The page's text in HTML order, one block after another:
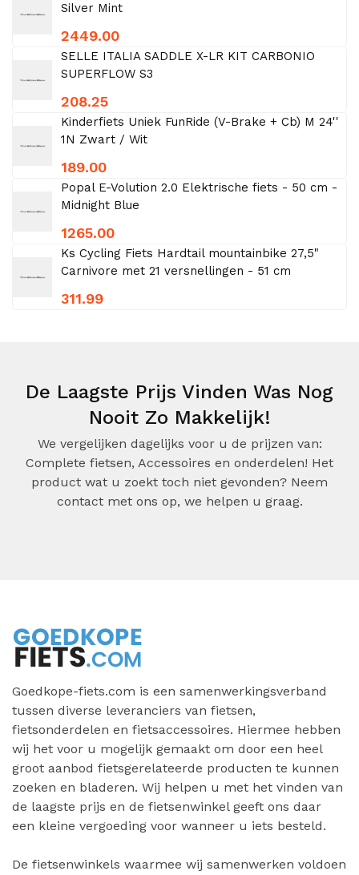
Silver Mint
2449.00
SELLE ITALIA SADDLE X-LR KIT CARBONIO
SUPERFLOW S3
208.25
Kinderfiets Uniek FunRide (V-Brake + Cb) M 24''
1N Zwart / Wit
189.00
Popal E-Volution 2.0 Elektrische fiets - 50 cm -
Midnight Blue
1265.00
Ks Cycling Fiets Hardtail mountainbike 27,5"
Carnivore met 21 versnellingen - 51 cm
311.99
De Laagste Prijs Vinden Was Nog
Nooit Zo Makkelijk!
We vergelijken dagelijks voor u de prijzen van:
Complete fietsen, Accessoires en onderdelen! Het
product wat u zoekt toch niet gevonden? Neem
contact met ons op, we helpen u graag.
Goedkope-fiets.com is een samenwerkingsverband
tussen diverse leveranciers van fietsen,
fietsonderdelen en fietsaccessoires. Hiermee hebben
wij het voor u mogelijk gemaakt om door een heel
groot aanbod fietsgerelateerde producten te kunnen
zoeken en bladeren. Wij helpen u met het vinden van
de laagste prijs en de fietsenwinkel geeft ons daar
een kleine vergoeding voor wanneer u iets besteld.
De fietsenwinkels waarmee wij samenwerken voldoen